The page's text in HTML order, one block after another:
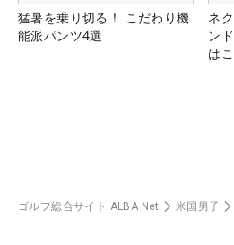
猛暑を乗り切る！ こだわり機
能派パンツ4選
ネ
ン
は
ゴルフ総合サイト ALBA Net 米国男子